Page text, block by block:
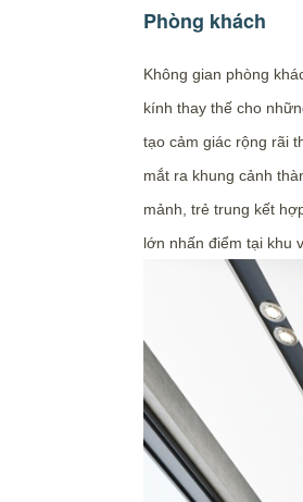
Phòng khách
Không gian phòng
kính thay thế cho
tạo cảm giác rộng rãi
mắt ra khung cảnh
mảnh, trẻ trung kết
lớn nhấn điểm tại khu